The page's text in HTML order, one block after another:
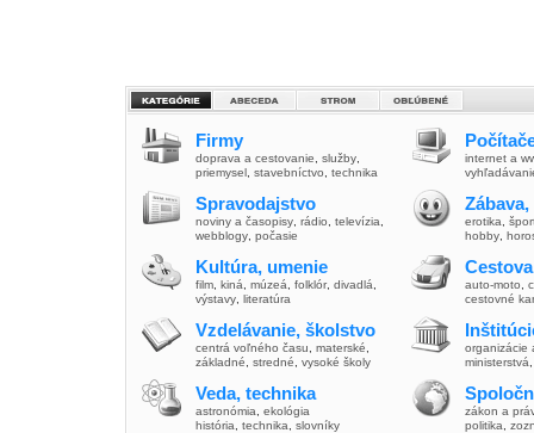
Firmy
doprava a cestovanie služby
priemysel stavebníctvo technika
Spravodajstvo
noviny a časopisy rádio televízia
webblogy počasie
Kultúra, umenie
film kiná múzeá folklór, divadlá
výstavy literatúra
Vzdelávanie, školstvo
centrá voľného času materské
základné
stredné vysoké školy
Veda, technika
astronómia
ekológia
história
technika slovníky
internet a
erotika
hobby
auto-moto
cestovné
organizácie
ministerstvá
zákon a
politika